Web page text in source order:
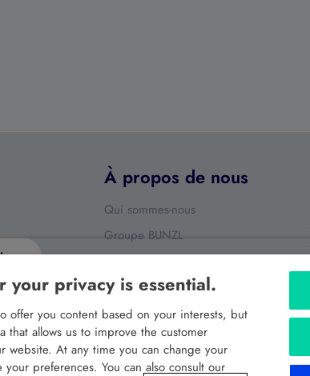
de
vos
À propos de nous
Qui sommes-nous
Groupe BUNZL
Nos services
Nos actualités
Contact
your privacy is essential.
offer you content based on your interests, but
that allows us to improve the customer
website. At any time you can change your
preferences. You can also consult our